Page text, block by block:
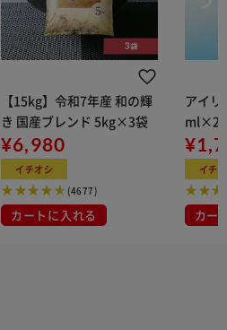
【15kg】令和7年産 和の輝
き 国産ブレンド 5kg×3袋
¥6,980
イチオシ
(4677)
カートに入れる
アイリ
ml×24
用
イチ
カー